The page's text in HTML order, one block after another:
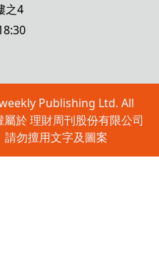
之4
Publishing Ltd. All
於 理財周刊股份有限公司
勿擅用文字及圖案